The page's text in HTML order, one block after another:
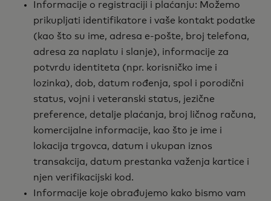
Informacije o registraciji i plaćanju: Možemo
prikupljati identifikatore i vaše kontakt podatke
(kao što su ime, adresa e-pošte, broj telefona,
adresa za naplatu i slanje), informacije za
potvrdu identiteta (npr. korisničko ime i
lozinka), dob, datum rođenja, spol i porodični
status, vojni i veteranski status, jezične
preference, detalje plaćanja, broj ličnog računa,
komercijalne informacije, kao što je ime i
lokacija trgovca, datum i ukupan iznos
transakcija, datum prestanka važenja kartice i
njen verifikacijski kod.
Informacije koje obrađujemo kako bismo vam